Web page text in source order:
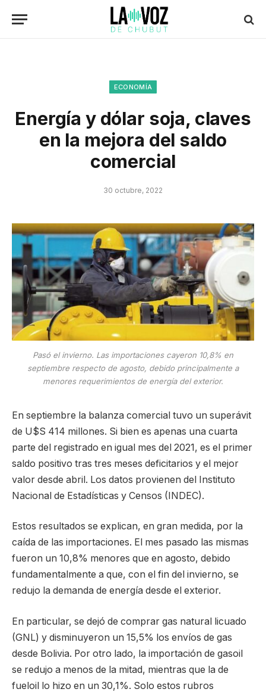
ECONOMÍA
Energía y dólar soja, claves
en la mejora del saldo
comercial
30 octubre, 2022
Pasó el invierno. Las importaciones cayeron 10,8% en
septiembre respecto de agosto, debido principalmente a
menores requerimientos de energía del exterior.
En septiembre la balanza comercial tuvo un superávit
de U$S 414 millones. Si bien es apenas una cuarta
parte del registrado en igual mes del 2021, es el primer
saldo positivo tras tres meses deficitarios y el mejor
valor desde abril. Los datos provienen del Instituto
Nacional de Estadísticas y Censos (INDEC).
Estos resultados se explican, en gran medida, por la
caída de las importaciones. El mes pasado las mismas
fueron un 10,8% menores que en agosto, debido
fundamentalmente a que, con el fin del invierno, se
redujo la demanda de energía desde el exterior.
En particular, se dejó de comprar gas natural licuado
(GNL) y disminuyeron un 15,5% los envíos de gas
desde Bolivia. Por otro lado, la importación de gasoil
se redujo a menos de la mitad, mientras que la de
fueloil lo hizo en un 30,1%. Solo estos rubros